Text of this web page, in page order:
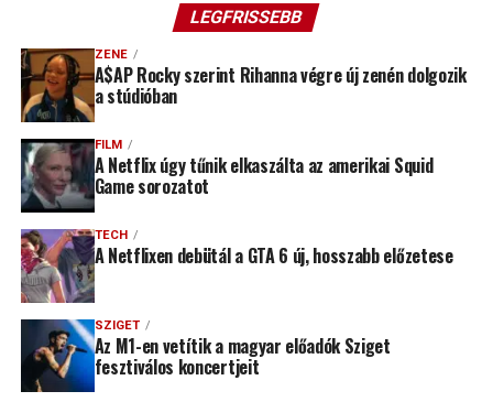
LEGFRISSEBB
ZENE
A$AP Rocky szerint Rihanna végre új zenén dolgozik
a stúdióban
FILM
A Netflix úgy tűnik elkaszálta az amerikai Squid
Game sorozatot
TECH
A Netflixen debütál a GTA 6 új, hosszabb előzetese
SZIGET
Az M1-en vetítik a magyar előadók Sziget
fesztiválos koncertjeit